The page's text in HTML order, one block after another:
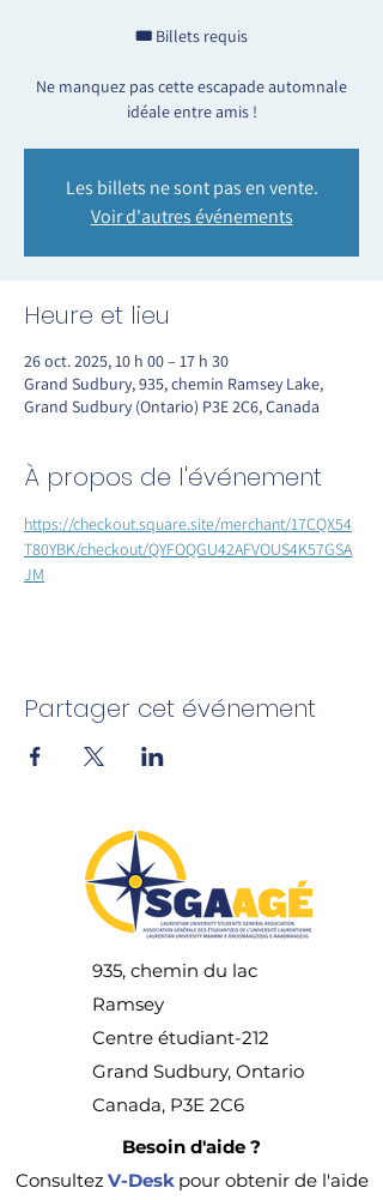
🎟️ Billets requis
Ne manquez pas cette escapade automnale
idéale entre amis !
Les billets ne sont pas en vente.
Voir d'autres événements
Heure et lieu
26 oct. 2025, 10 h 00 – 17 h 30
Grand Sudbury, 935, chemin Ramsey Lake,
Grand Sudbury (Ontario) P3E 2C6, Canada
À propos de l'événement
https://checkout.square.site/merchant/17CQX54
T80YBK/checkout/QYFOQGU42AFVOUS4K57GSA
JM
Partager cet événement
935, chemin du lac
Ramsey
Centre étudiant-212
Grand Sudbury, Ontario
Canada, P3E 2C6
Besoin d'aide ?
Consultez V-Desk pour obtenir de l'aide